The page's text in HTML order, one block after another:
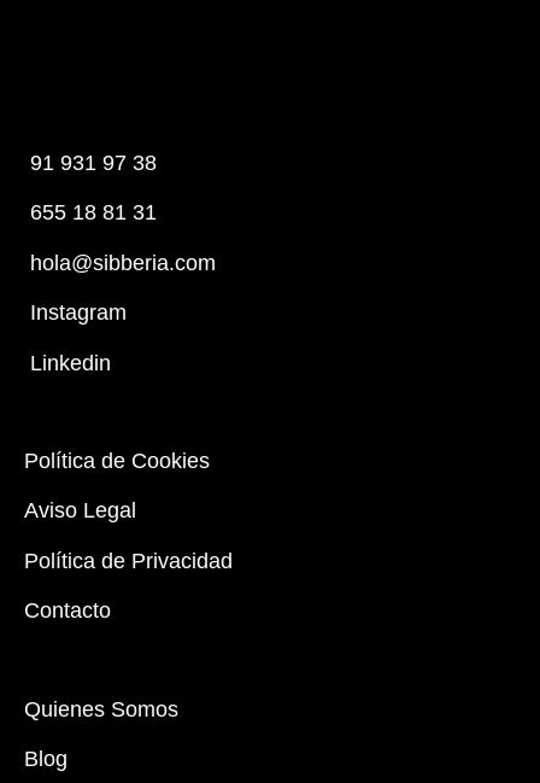
91 931 97 38
655 18 81 31
hola@sibberia.com
Instagram
Linkedin
Política de Cookies
Aviso Legal
Política de Privacidad
Contacto
Quienes Somos
Blog